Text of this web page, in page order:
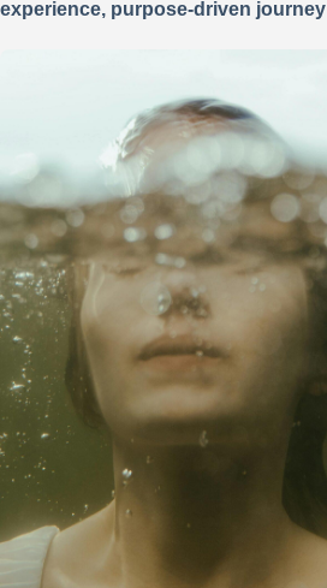
experience, purpose-driven journey